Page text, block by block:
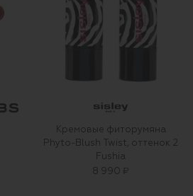
Кремовые фиторумяна
Phyto-Blush Twist, оттенок 2
Fushia
8 990 ₽